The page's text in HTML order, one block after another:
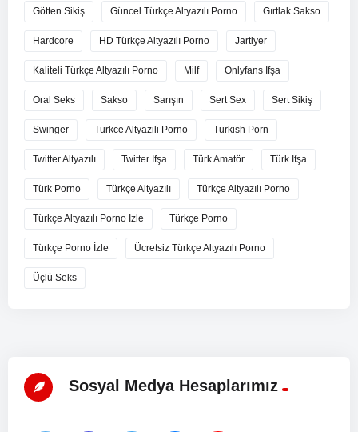
Götten Sikiş Güncel Türkçe Altyazılı Porno Gırtlak Sakso
Hardcore HD Türkçe Altyazılı Porno Jartiyer
Kaliteli Türkçe Altyazılı Porno Milf Onlyfans Ifşa
Oral Seks Sakso Sarışın Sert Sex Sert Sikiş
Swinger Turkce Altyazili Porno Turkish Porn
Twitter Altyazılı Twitter Ifşa Türk Amatör Türk Ifşa
Türk Porno Türkçe Altyazılı Türkçe Altyazılı Porno
Türkçe Altyazılı Porno Izle Türkçe Porno
Türkçe Porno İzle Ücretsiz Türkçe Altyazılı Porno
Üçlü Seks
Sosyal Medya Hesaplarımız